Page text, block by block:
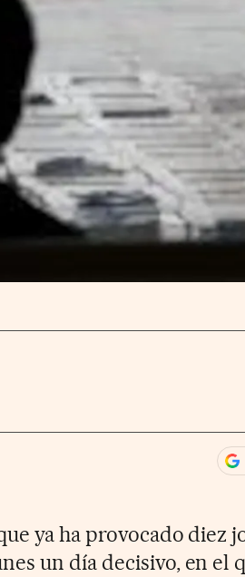
ya ha provocado diez
un día decisivo, en el